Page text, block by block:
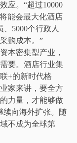
应。“超过10000
能会最大化酒店
5000个行政人
购成本。”
密集型产业，
要。酒店行业集
+的新时代格
家来讲，要全方
力量，才能够做
续向海外扩张。随
不成为全球第